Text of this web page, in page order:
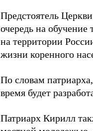
Предстоятель
очередь на обучение
на территории
жизни коренного
По словам
время будет
Патриарх Кирилл